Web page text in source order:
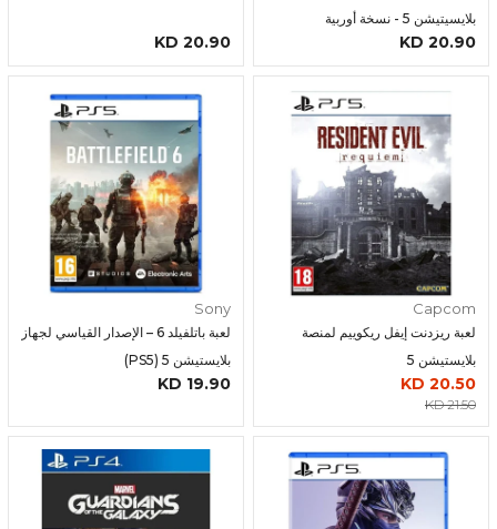
بلايسيتيشن 5 - نسخة أوربية
20.90 KD
20.90 KD
لعبة ريزدنت إيفل ريكوييم لمنصة
بلايستيشن 5
Capcom
20.50 KD
21.50 KD
لعبة باتلفيلد 6 – الإصدار القياسي لجهاز
بلايستيشن 5 (PS5)
Sony
19.90 KD